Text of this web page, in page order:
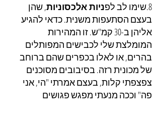
8.שימו לב לפ ניות אלכסוניות, שהן
בעצם הסתעפות משנית. כדאי להגיע
אליהן ב-30 קמ"ש. זו המהירות
המומלצת שלי לכבישים המפותלים
בהרים, או לאלו בכפרים שהם ברוחב
של מכונית רזה. בסיבובים מסוכנים
צפצפתי קלות, בעצם אמרתי "הי, אני
פה" וככה מנעתי מפגש פגושים